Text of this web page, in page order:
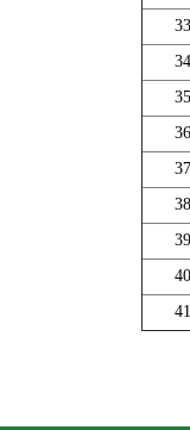
33
34
35
36
37
38
39
40
41